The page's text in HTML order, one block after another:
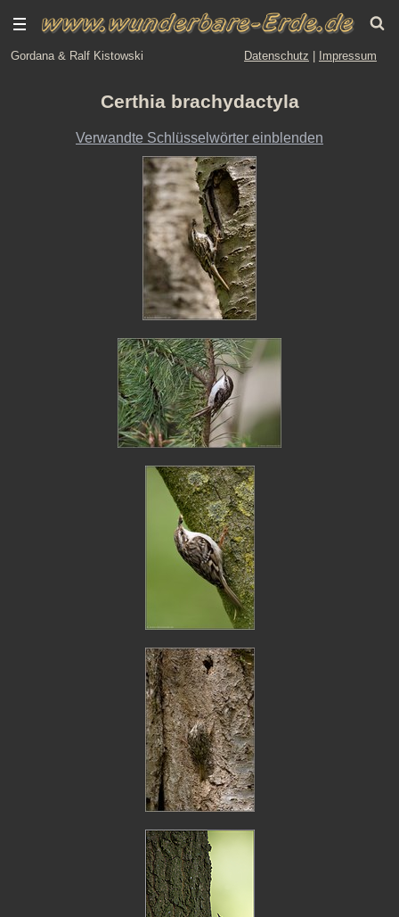
Gordana & Ralf Kistowski Datenschutz Impressum
Certhia brachydactyla
Verwandte Schlüsselwörter einblenden